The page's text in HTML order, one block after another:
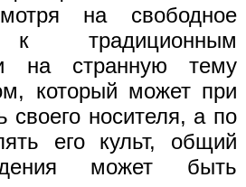
на свободное
к традиционным
на странную тему
который может при
своего носителя, а по
его культ, общий
может быть